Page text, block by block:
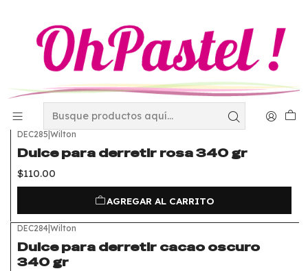
Candy Melts de Wilton
FILTROS
DEC285|Wilton
Dulce para derretir rosa 340 gr
$110.00
AGREGAR AL CARRITO
DEC284|Wilton
Dulce para derretir cacao oscuro
340 gr